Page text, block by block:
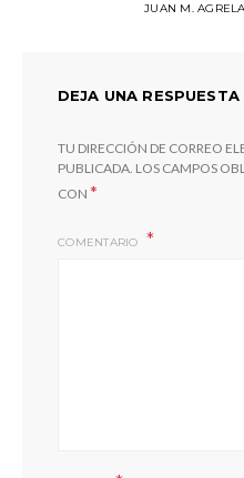
JUAN M. AGRELA
DEJA UNA RESPUESTA
TU DIRECCIÓN DE CORREO
PUBLICADA. LOS CAMPOS
CON *
COMENTARIO